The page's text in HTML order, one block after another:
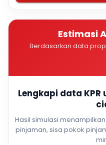
Estimasi
Berdasarkan data
Lengkapi data
Hasil simulasi
pinjaman, sisa pokok